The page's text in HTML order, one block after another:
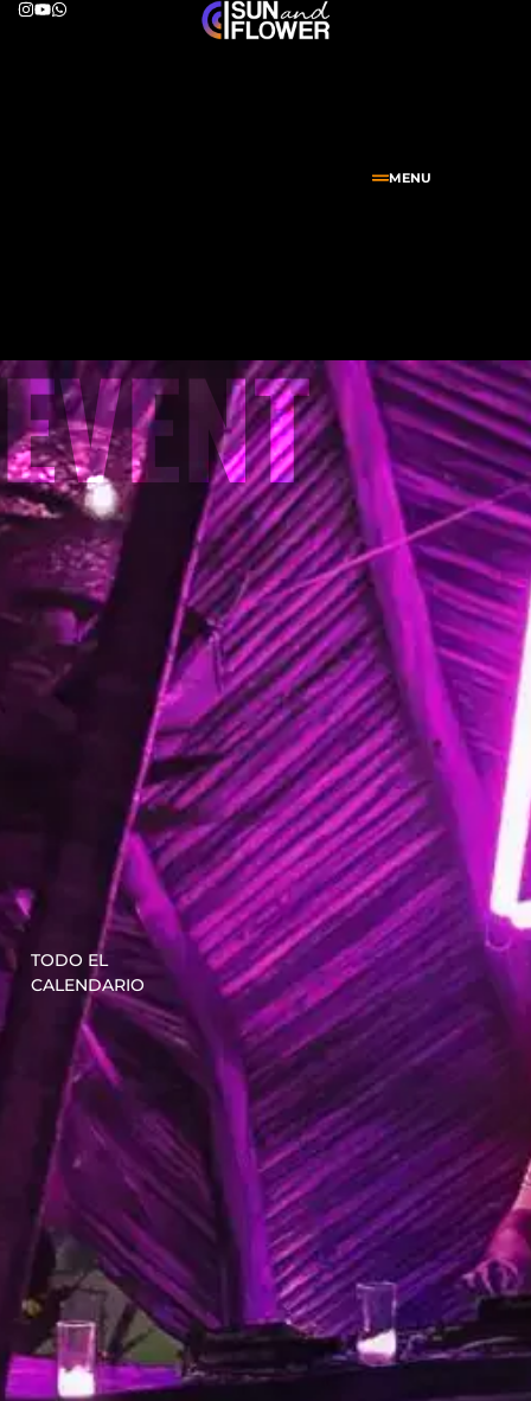
MENU
EVENT
TODO EL
CALENDARIO